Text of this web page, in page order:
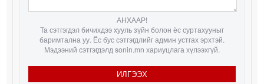
АНХААР!
Та сэтгэгдэл бичихдээ хууль зүйн болон ёс суртахууныг
баримтална уу. Ёс бус сэтгэгдлийг админ устгах эрхтэй.
Мэдээний сэтгэгдэлд sonin.mn хариуцлага хүлээхгүй.
ИЛГЭЭХ